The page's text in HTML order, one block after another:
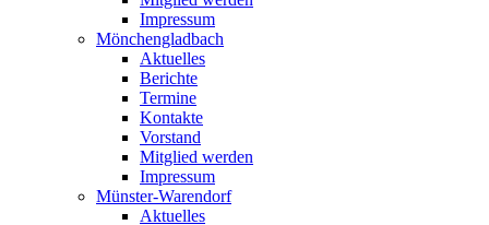
Impressum
Mönchengladbach
Aktuelles
Berichte
Termine
Kontakte
Vorstand
Mitglied werden
Impressum
Münster-Warendorf
Aktuelles